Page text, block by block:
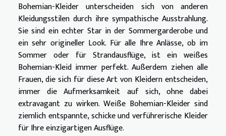
Bohemian-Kleider unterscheiden sich von anderen
Kleidungsstilen durch ihre sympathische Ausstrahlung.
Sie sind ein echter Star in der Sommergarderobe und
ein sehr origineller Look. Für alle Ihre Anlässe, ob im
Sommer oder für Strandausflüge, ist ein weißes
Bohemian-Kleid immer perfekt. Außerdem ziehen alle
Frauen, die sich für diese Art von Kleidern entscheiden,
immer die Aufmerksamkeit auf sich, ohne dabei
extravagant zu wirken. Weiße Bohemian-Kleider sind
ziemlich entspannte, schicke und verführerische Kleider
für Ihre einzigartigen Ausflüge.